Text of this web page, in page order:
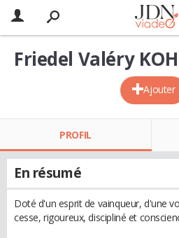
Ajouter
Friedel Valéry
PROFIL
En résumé
Doté d'un esprit de vainqueur, d'une
cesse, rigoureux, discipliné et